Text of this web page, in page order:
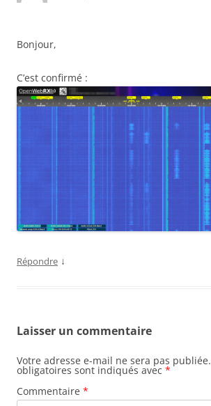
Bonjour,
C’est confirmé :
Répondre ↓
Laisser un commentaire
Votre adresse e-mail ne sera pas publiée.
obligatoires sont indiqués avec *
Commentaire *